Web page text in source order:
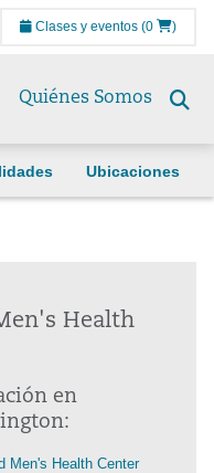
Clases y eventos (0 )
Quiénes Somos
Ubicaciones
Health
en
Men's Health Center